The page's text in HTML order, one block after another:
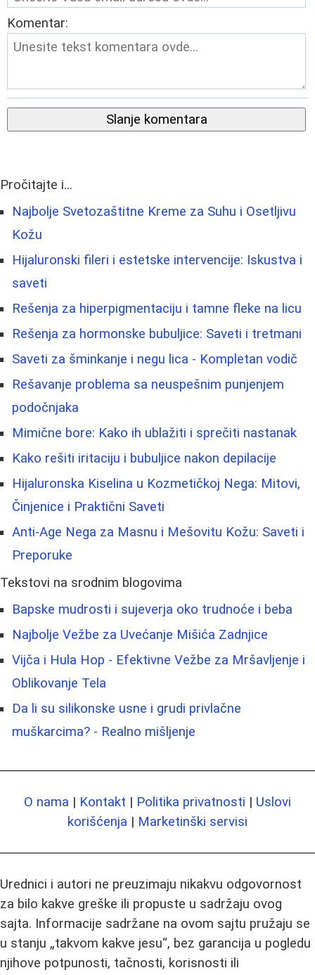
Komentar:
Slanje komentara
Pročitajte i...
Najbolje Svetozaštitne Kreme za Suhu i Osetljivu
Kožu
Hijaluronski fileri i estetske intervencije: Iskustva i
saveti
Rešenja za hiperpigmentaciju i tamne fleke na licu
Rešenja za hormonske bubuljice: Saveti i tretmani
Saveti za šminkanje i negu lica - Kompletan vodič
Rešavanje problema sa neuspešnim punjenjem
podočnjaka
Mimične bore: Kako ih ublažiti i sprečiti nastanak
Kako rešiti iritaciju i bubuljice nakon depilacije
Hijaluronska Kiselina u Kozmetičkoj Nega: Mitovi,
Činjenice i Praktični Saveti
Anti-Age Nega za Masnu i Mešovitu Kožu: Saveti i
Preporuke
Tekstovi na srodnim blogovima
Bapske mudrosti i sujeverja oko trudnoće i beba
Najbolje Vežbe za Uvećanje Mišića Zadnjice
Vijča i Hula Hop - Efektivne Vežbe za Mršavljenje i
Oblikovanje Tela
Da li su silikonske usne i grudi privlačne
muškarcima? - Realno mišljenje
O nama | Kontakt | Politika privatnosti | Uslovi
korišćenja | Marketinški servisi
Urednici i autori ne preuzimaju nikakvu odgovornost
za bilo kakve greške ili propuste u sadržaju ovog
sajta. Informacije sadržane na ovom sajtu pružaju se
u stanju „takvom kakve jesu“, bez garancija u pogledu
njihove potpunosti, tačnosti, korisnosti ili